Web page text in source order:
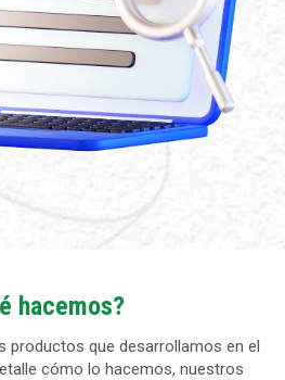
hacemos?
productos que desarrollamos en el
cómo lo hacemos, nuestros